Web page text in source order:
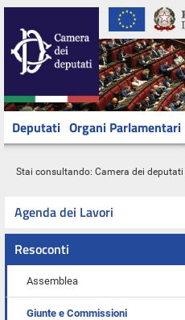
Deputati Organi Parlamentari
Stai consultando: Camera dei deputati
Agenda dei Lavori
Resoconti
Assemblea
Giunte e Commissioni